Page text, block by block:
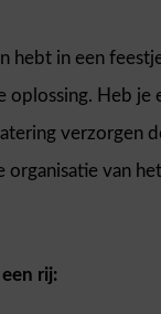
hebt in een
oplossing. Heb je
verzorgen
organisatie van het
rij: